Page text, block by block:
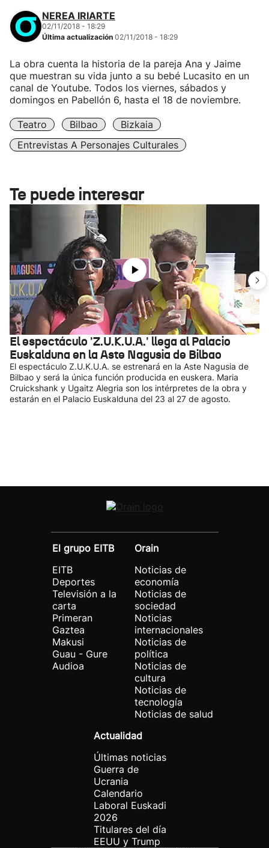
NEREA IRIARTE
02/11/2018 - 18:29
Última actualización 02/11/2018 - 18:29
La obra cuenta la historia de la pareja Ana y Jaime
que muestran su vida junto a su bebé Lucasito en un
canal de Youtube. Todos los viernes, sábados y
domingos en Pabellón 6, hasta el 18 de noviembre.
Teatro Bilbao
Bizkaia
Entrevistas A Personajes Culturales
Te puede interesar
El espectáculo 'Z.U.K.U.A.' llega al Palacio
Euskalduna en la Aste Nagusia de Bilbao
El espectáculo Z.U.K.U.A. se estrenará en la Aste Nagusia de
Bilbao y será la única función producida en euskera. Maria
Cruickshank y Ugaitz Alegria son los intérpretes de la obra y
estarán en el Palacio Euskalduna del 23 al 27 de agosto.
El grupo EITB
EITB
Deportes
Televisión a la
carta
Primeran
Gaztea
Makusi
Guau - Gure
Audioa
Orain
Noticias de
economía
Noticias de
sociedad
Noticias
internacionales
Noticias de
política
Noticias de
cultura
Noticias de
tecnología
Noticias de salud
Actualidad
Últimas noticias
Guerra de
Ucrania
Calendario
Laboral Euskadi
2026
Titulares del día
EEUU y Trump